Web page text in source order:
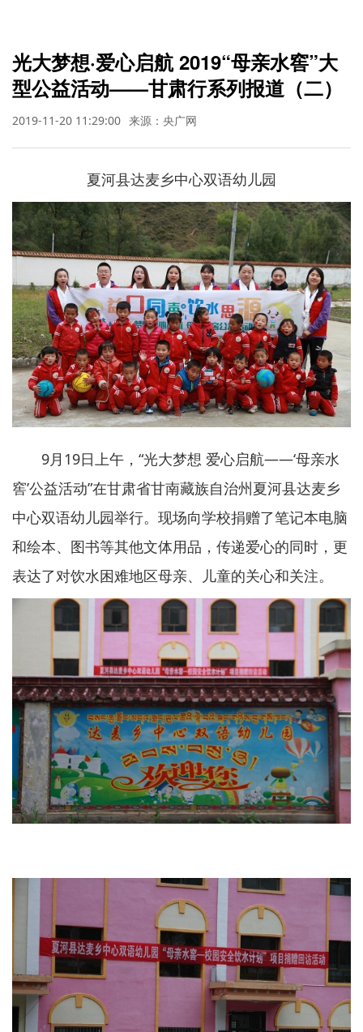
光大梦想·爱心启航 2019“母亲水窖”大
型公益活动——甘肃行系列报道（二）
2019-11-20 11:29:00 来源：央广网
夏河县达麦乡中心双语幼儿园
9月19日上午，“光大梦想 爱心启航——‘母亲水
窖’公益活动”在甘肃省甘南藏族自治州夏河县达麦乡
中心双语幼儿园举行。现场向学校捐赠了笔记本电脑
和绘本、图书等其他文体用品，传递爱心的同时，更
表达了对饮水困难地区母亲、儿童的关心和关注。